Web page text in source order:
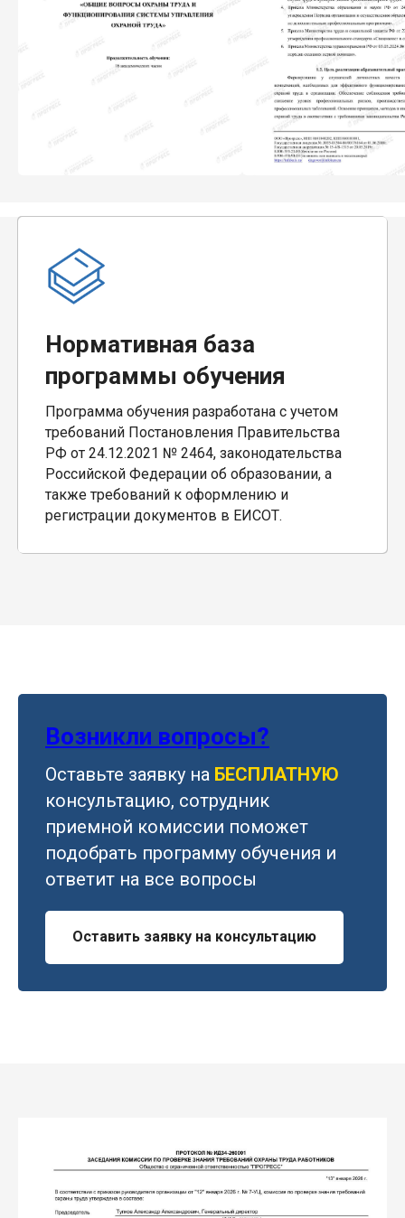
Нормативная база
программы обучения
Программа обучения разработана с учетом
требований Постановления Правительства
РФ от 24.12.2021 № 2464, законодательства
Российской Федерации об образовании, а
также требований к оформлению и
регистрации документов в ЕИСОТ.
Возникли вопросы?
Оставьте заявку на БЕСПЛАТНУЮ
консультацию, сотрудник
приемной комиссии поможет
подобрать программу обучения и
ответит на все вопросы
Оставить заявку на консультацию